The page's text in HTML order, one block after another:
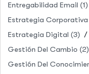
Entregabilidad Email (1)
Estrategia Corporativa
Estrategia Digital (3)
Gestión Del Cambio (2)
Gestión Del